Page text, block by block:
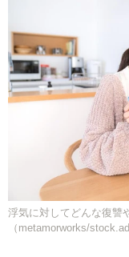
浮気に対してどんな復
（metamorworks/